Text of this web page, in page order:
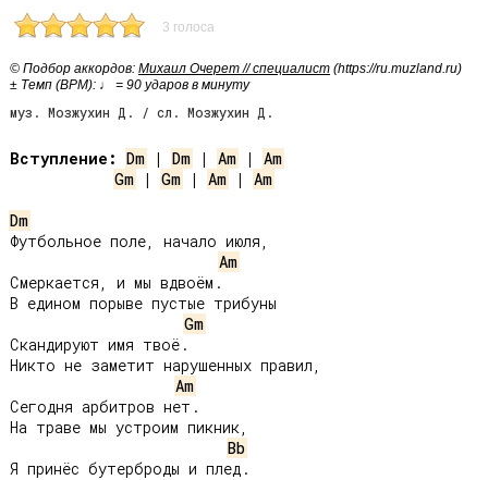
3 голоса
© Подбор аккордов: Михаил Очерет // специалист (https://ru.muzland.ru)
± Темп (BPM): ♩ = 90 ударов в минуту
муз. Мозжухин Д. / сл. Мозжухин Д.
Вступление: Dm | Dm | Am | Am
Gm | Gm | Am | Am
Dm
Футбольное поле, начало июля,
Am
Смеркается, и мы вдвоём.
В едином порыве пустые трибуны
Gm
Скандируют имя твоё.
Никто не заметит нарушенных правил,
Am
Сегодня арбитров нет.
На траве мы устроим пикник,
Bb
Я принёс бутерброды и плед.